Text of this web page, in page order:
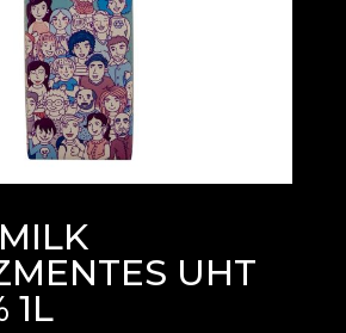
UHT
1L